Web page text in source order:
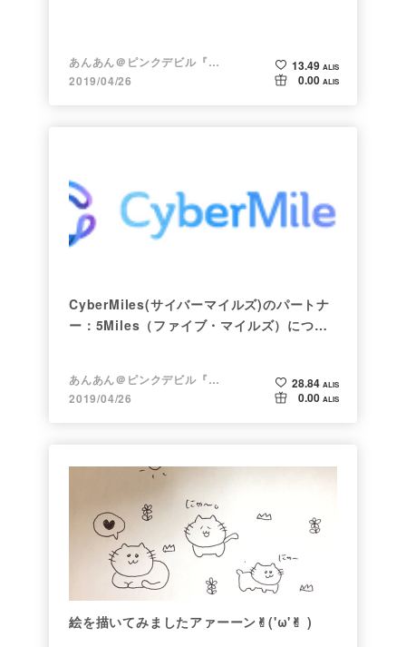
あんあん＠ピンクデビル『変態』
2019/04/26
13.49 ALIS
0.00 ALIS
CyberMiles(サイバーマイルズ)のパートナ
ー：5Miles（ファイブ・マイルズ）につい
あんあん＠ピンクデビル『変態』
2019/04/26
28.84 ALIS
0.00 ALIS
絵を描いてみましたアァーーン✌︎('ω'✌︎ )